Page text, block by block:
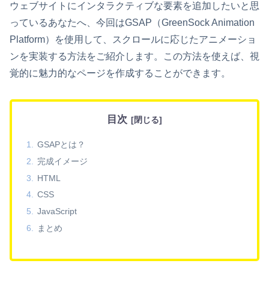
ウェブサイトにインタラクティブな要素を追加したいと思
っているあなたへ、今回はGSAP（GreenSock Animation
Platform）を使用して、スクロールに応じたアニメーショ
ンを実装する方法をご紹介します。この方法を使えば、視
覚的に魅力的なページを作成することができます。
目次
GSAPとは？
完成イメージ
HTML
CSS
JavaScript
まとめ